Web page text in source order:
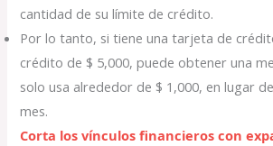
cantidad de su límite de crédito.
Por lo tanto, si tiene una tarjeta de
crédito de $ 5,000, puede obtener una
solo usa alrededor de $ 1,000, en lugar
mes.
Corta los vínculos financieros con